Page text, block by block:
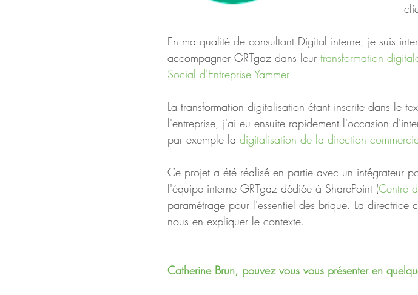
En ma qualité de consultant Digital interne, je suis
accompagner GRTgaz dans leur transformation
Social d'Entreprise Yammer
La transformation digitalisation étant inscrite dans le
l'entreprise, j'ai eu ensuite rapidement l'occasion
par exemple la digitalisation de la direction
Ce projet a été réalisé en partie avec un intégrateur
l'équipe interne GRTgaz dédiée à SharePoint (Centre
paramétrage pour l'essentiel des brique. La
nous en expliquer le contexte.
Catherine Brun, pouvez vous vous présenter en